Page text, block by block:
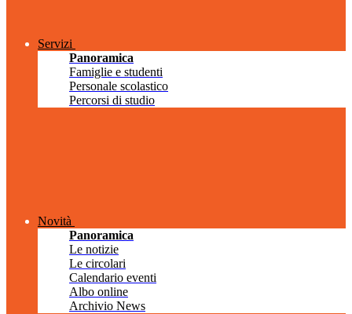
Servizi
Panoramica
Famiglie e studenti
Personale scolastico
Percorsi di studio
Novità
Panoramica
Le notizie
Le circolari
Calendario eventi
Albo online
Archivio News